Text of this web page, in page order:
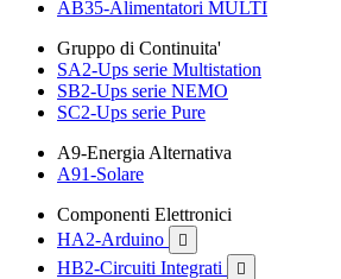
AB35-Alimentatori MULTI
Gruppo di Continuita'
SA2-Ups serie Multistation
SB2-Ups serie NEMO
SC2-Ups serie Pure
A9-Energia Alternativa
A91-Solare
Componenti Elettronici
HA2-Arduino

HB2-Circuiti Integrati 